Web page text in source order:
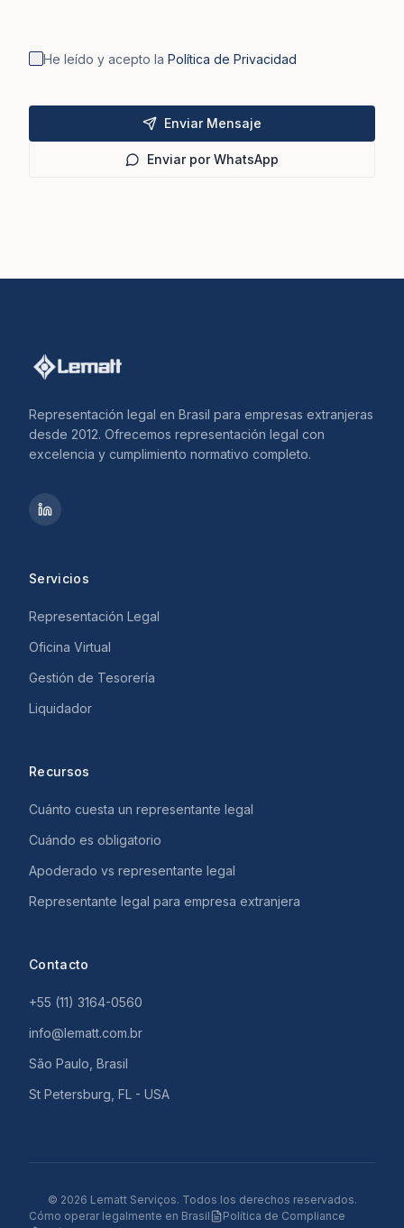
He leído y acepto la Política de Privacidad
Enviar Mensaje
Enviar por WhatsApp
Representación legal en Brasil para empresas extranjeras
desde 2012. Ofrecemos representación legal con
excelencia y cumplimiento normativo completo.
Servicios
Representación Legal
Oficina Virtual
Gestión de Tesorería
Liquidador
Recursos
Cuánto cuesta un representante legal
Cuándo es obligatorio
Apoderado vs representante legal
Representante legal para empresa extranjera
Contacto
+55 (11) 3164-0560
info@lematt.com.br
São Paulo, Brasil
St Petersburg, FL - USA
© 2026 Lematt Serviços. Todos los derechos reservados.
Cómo operar legalmente en Brasil
Política de Compliance